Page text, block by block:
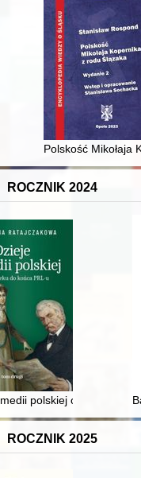
w XVI-
Polskość Mikołaja
ROCZNIK 2024
polskiej od XVI wieku
ROCZNIK 2025